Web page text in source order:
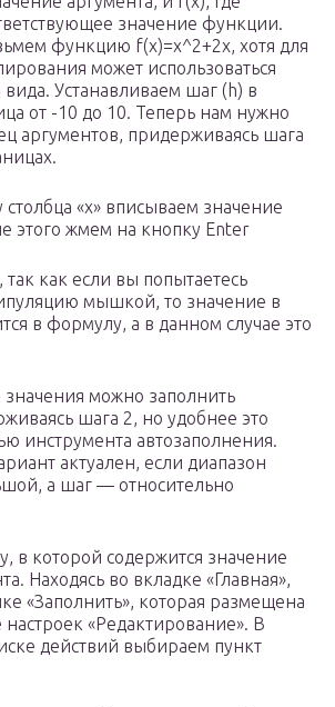
значение функции.
функцию f(x)=x^2+2x, хотя для
может использоваться
Устанавливаем шаг (h) в
от -10 до 10. Теперь нам нужно
аргументов, придерживаясь шага
«x» вписываем значение
этого жмем на кнопку Enter
как если вы попытаетесь
мышкой, то значение в
в формулу, а в данном случае это
можно заполнить
шага 2, но удобнее это
инструмента автозаполнения.
актуален, если диапазон
а шаг — относительно
в которой содержится значение
Находясь во вкладке «Главная»,
«Заполнить», которая размещена
настроек «Редактирование». В
действий выбираем пункт